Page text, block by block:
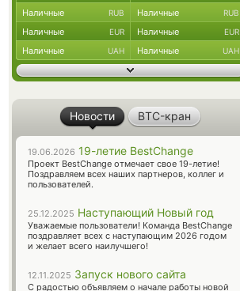
Наличные RUB Наличные RUB
Наличные EUR Наличные EUR
Наличные UAH Наличные UAH
Новости BTC-кран
19.06.2026 19-летие BestChange
Проект BestChange отмечает свое 19-летие!
Поздравляем всех наших партнеров, коллег и
пользователей.
25.12.2025 Наступающий Новый год
Уважаемые пользователи! Команда BestChange
поздравляет всех с наступающим 2026 годом
и желает всего наилучшего!
12.11.2025 Запуск нового сайта
С радостью объявляем о начале работы новой